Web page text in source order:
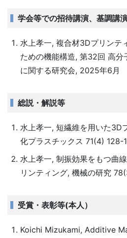
学会等での招待講演、基調講演
水上孝一, 複合材3Dプリンテ
ための機能構造, 第32回 高分
に関する研究会, 2025年6月
総説・解説等
水上孝一, 短繊維を用いた3D
化プラスチックス 71(4) 128-
水上孝一, 制振効果をもつ曲
リンティング, 機械の研究
受賞・表彰等(本人）
Koichi Mizukami, Additive